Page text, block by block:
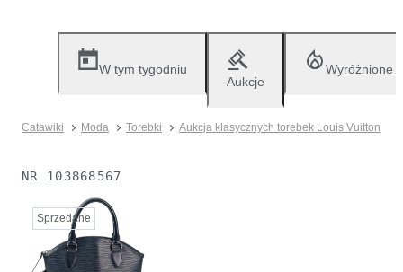
W tym tygodniu
Aukcje
Wyróżnione
Catawiki Moda Torebki Aukcja klasycznych torebek Louis Vuitton
NR 103868567
Sprzedane